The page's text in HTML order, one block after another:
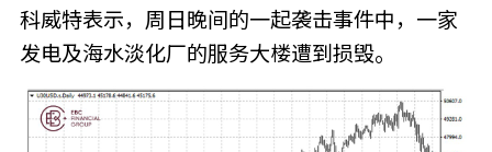
科威特表示，周日晚间的一起袭击事件中，一家
发电及海水淡化厂的服务大楼遭到损毁。